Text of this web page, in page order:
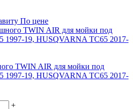
По цене
TWIN AIR для мойки под
1997-19, HUSQVARNA TC65 2017-
+